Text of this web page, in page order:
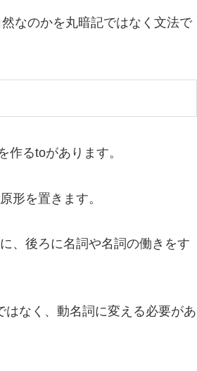
なのかを丸暗記ではなく文法で
るtoがあります。
形を置きます。
、後ろに名詞や名詞の働きをす
はなく、動名詞に変える必要があ